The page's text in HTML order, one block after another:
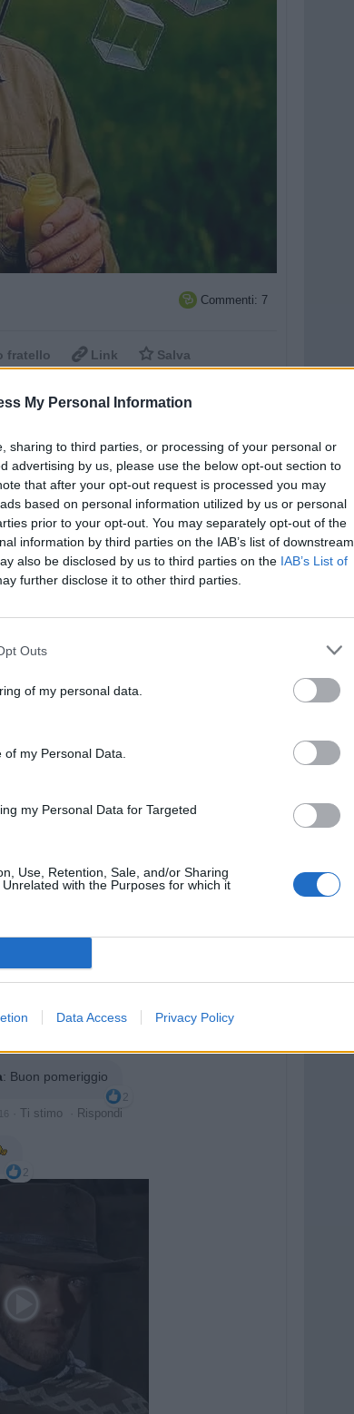
My Personal Information
sharing to third parties, or processing of your personal or
advertising by us, please use the below opt-out section to
that after your opt-out request is processed you may
based on personal information utilized by us or personal
prior to your opt-out. You may separately opt-out of the
information by third parties on the IAB’s list of downstream
also be disclosed by us to third parties on the IAB’s List of
further disclose it to other third parties.
Outs
of my personal data.
my Personal Data.
my Personal Data for Targeted
Use, Retention, Sale, and/or Sharing
with the Purposes for which it
Data Access Privacy Policy
 Commenti: 7
fratello  Link  Salva
le scorreggie fa così 🤣
: Buon pomeriggio
2
Ti stimo Rispondi
2